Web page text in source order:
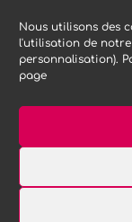
Nous utilisons des
l'utilisation de notre
personnalisation).
page
NEWSLETTER